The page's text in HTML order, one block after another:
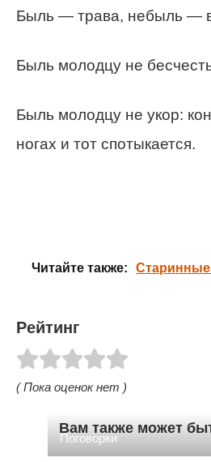
Быль — трава, небыль —
Быль молодцу не
Быль молодцу не укор:
ногах и тот спотыкается.
Читайте также: Старинные
Рейтинг
( Пока оценок нет )
Вам также может
Поговорки